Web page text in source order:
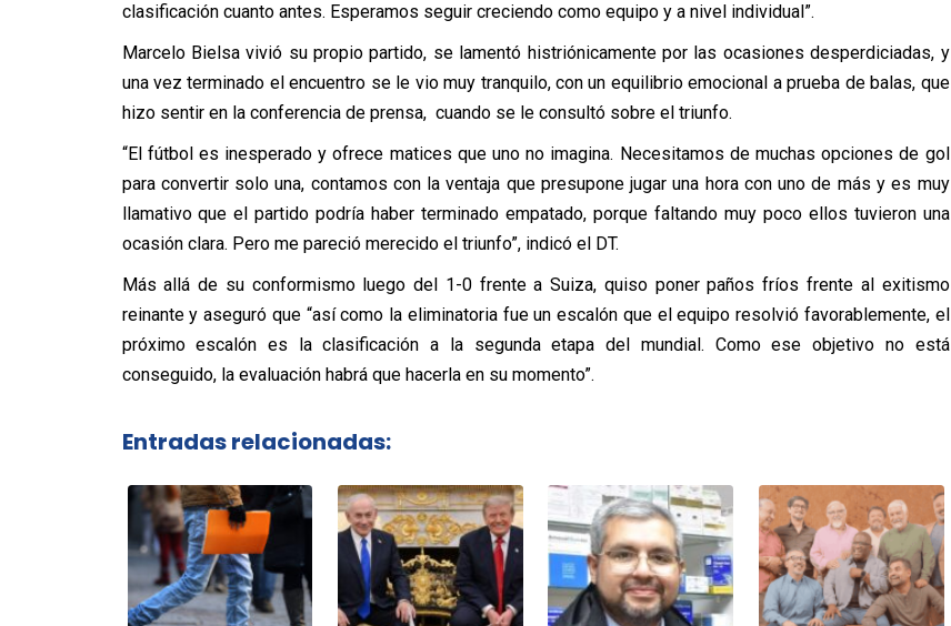
clasificación cuanto antes. Esperamos seguir creciendo como equipo y a nivel individual”.
Marcelo Bielsa vivió su propio partido, se lamentó histriónicamente por las ocasiones desperdiciadas, y
una vez terminado el encuentro se le vio muy tranquilo, con un equilibrio emocional a prueba de balas, que
hizo sentir en la conferencia de prensa, cuando se le consultó sobre el triunfo.
“El fútbol es inesperado y ofrece matices que uno no imagina. Necesitamos de muchas opciones de gol
para convertir solo una, contamos con la ventaja que presupone jugar una hora con uno de más y es muy
llamativo que el partido podría haber terminado empatado, porque faltando muy poco ellos tuvieron una
ocasión clara. Pero me pareció merecido el triunfo”, indicó el DT.
Más allá de su conformismo luego del 1-0 frente a Suiza, quiso poner paños fríos frente al exitismo
reinante y aseguró que “así como la eliminatoria fue un escalón que el equipo resolvió favorablemente, el
próximo escalón es la clasificación a la segunda etapa del mundial. Como ese objetivo no está
conseguido, la evaluación habrá que hacerla en su momento”.
Entradas relacionadas: